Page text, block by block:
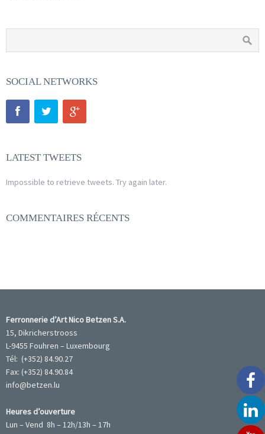
SOCIAL NETWORKS
LATEST TWEETS
Impossible to retrieve tweets. Try again later.
COMMENTAIRES RÉCENTS
Ferronnerie d’Art Nico Betzen S.A.
15, Dikricherstrooss
L-9455 Fouhren – Luxembourg
Tél: (+352) 84.90.27
Fax: (+352) 84.90.84
info@betzen.lu
Heures d’ouverture
Lun – Vend 8h – 12h/13h – 17h